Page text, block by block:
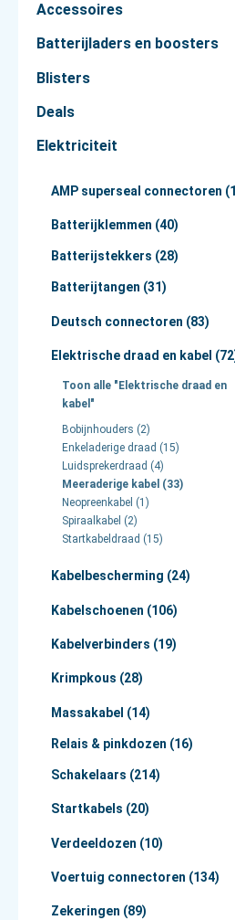
Accessoires
Batterijladers en boosters
Blisters
Deals
Elektriciteit
AMP superseal connectoren
Batterijklemmen (40)
Batterijstekkers (28)
Batterijtangen (31)
Deutsch connectoren (83)
Elektrische draad en kabel
Toon alle "Elektrische draad en
kabel"
Bobijnhouders (2)
Enkeladerige draad (15)
Luidsprekerdraad (4)
Meeraderige kabel (33)
Neopreenkabel (1)
Spiraalkabel (2)
Startkabeldraad (15)
Kabelbescherming (24)
Kabelschoenen (106)
Kabelverbinders (19)
Krimpkous (28)
Massakabel (14)
Relais & pinkdozen (16)
Schakelaars (214)
Startkabels (20)
Verdeeldozen (10)
Voertuig connectoren (134)
Zekeringen (89)